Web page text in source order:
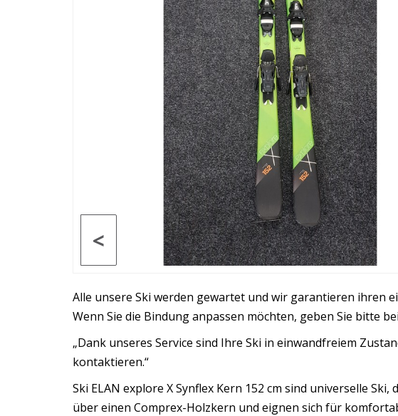
<
Alle unsere Ski werden gewartet und wir garantieren ihren
Wenn Sie die Bindung anpassen möchten, geben Sie bitte
„Dank unseres Service sind Ihre Ski in einwandfreiem
kontaktieren.“
Ski ELAN explore X Synflex Kern 152 cm sind universelle
über einen Comprex-Holzkern und eignen sich für